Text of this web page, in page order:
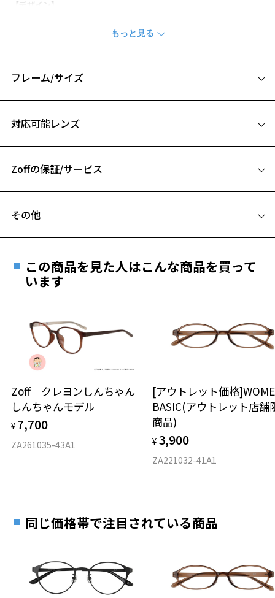
【デザイン】
トレンド感のある印象をお顔まわりから取り入れらる逸品。
なれた雰囲気に。
さりげない光沢と華奢なメタルフレームでアクセサリー感覚でお使い
いただけるので、普段コンタクトの方や、だてメガネにもおすすめ。
パステルカラーと丸みのあるラウンド型で優しくやわらかい印象を与
開
ZY222007-14E1：テンプルがゴールドのアクセサリー感覚で使えるブ
ZY222007-21E1：肌なじみの良いピンク
ブラックとはマットカラーでシャープな印象になりすぎず、やわらか
さを。
フレームと先セル（耳にかける部分）の微配色もポイント。
シンプルなデザインでお洋服合わせに悩まずお使いいただける逸品。
細身のメタルフレームはオフィスシーンでも気軽にお使いいただけま
シンプルながらこなれ感があるので、トレンドのスタイルとも好相
ピアスやネックレスなどのアクセサリー合わせもしていただきやすい
アイテムで、ON/OFF問わずお使いいただけます。
※柄や色味の出方に個体差があり、画像と異なる場合がございます。
フレーム/サイズ
B ブリッジ(鼻部分)の横幅：19mm
仕上がり寸法
D 仕上がりの横幅：約138mm
14.2g
※着脱式サングラス：デモレンズ、アタッチメント込みの重さ
タイプ
対応可能レンズ
フレームとレンズの合計料金を知りたい方へ
Zoffの保証/サービス
安心1 フレーム１年間品質保証
きます。
※保証期間内に交換が行われた場合、保証期間は初期の期間から
延長されません。
安心2 視力測定無料
視力の変化を早めに発見するために、定期的な視
力測定をおすすめいたします。
安心3 かかり具合調整無料
す。
もっと見る
その他
ご希望のお客さまは、「レンズ交換券」をお選びのうえ、
最寄りのZoff実店舗にてレンズをお買い求めください。
※サングラスやパッケージ品では「レンズ交換券」はお選び
談ください。
＜メガネの度数情報がわからない方へ＞
オンラインストアでフレームのみ購入して、
実店舗で度付きにできます
ご購入時に「レンズ交換券」をお選びいただくと、実店舗で
度数を測定のうえ、度付きレンズ（標準セットレンズ）へ無
お近くのZoff実店舗にて度数を測定いただけます（無料）。
その際は記入用紙をダウンロードしてお使いください。
ダウンロード
この商品を見た人はこんな商品を買って
います
Zoff｜クレヨンしんちゃん
しんちゃんモデル
¥ 7,700
ZA261035-43A1
[アウトレット価格
BASIC(アウトレット店舗
商品)
¥ 3,900
ZA221032-41A1
同じ価格帯で注目されている商品